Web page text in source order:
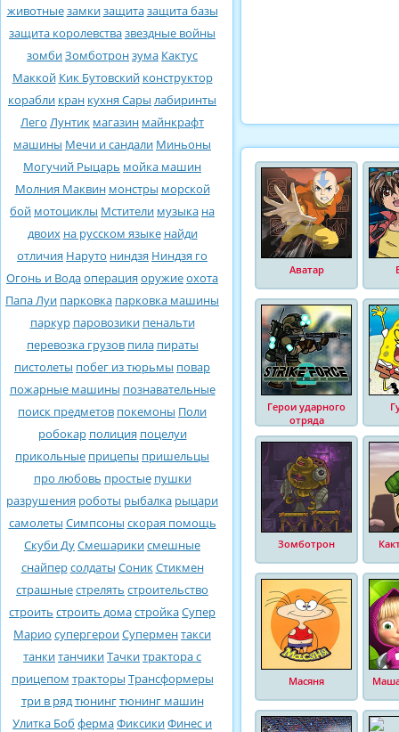
животныезамкизащитазащита базы
защита королевствазвездные войны
зомбиЗомботронзума Кактус
Маккой Кик Бутовский конструктор
корабли кран кухня Сары лабиринты
Лего Лунтик магазин майнкрафт
машины Мечи и сандали Миньоны
Могучий Рыцарь мойка машин
Молния Маквин монстры морской
бой мотоциклы Мстители музыка на
двоих на русском языке найди
отличия Наруто ниндзя Ниндзя го
Огонь и Водаоперация оружиеохота
Папа Луи парковка парковка машины
паркур паровозики пенальти
перевозка грузов пила пираты
пистолеты побег из тюрьмы повар
пожарные машины познавательные
поиск предметов покемоны Поли
робокар полиция поцелуи
прикольные прицепы пришельцы
про любовь простые пушки
разрушения роботы рыбалка рыцари
самолеты Симпсоны скорая помощь
Скуби ДуСмешарикисмешные
снайперсолдаты СоникСтикмен
страшныестрелять строительство
строить строить домастройкаСупер
Марио супергероиСуперментакси
танкитанчикиТачкитрактора с
прицепом тракторы Трансформеры
три в рядтюнингтюнинг машин
Улитка Боб фермаФиксикиФинес и
Аватар
Герои ударного
отряда
Зомботрон
Масяня